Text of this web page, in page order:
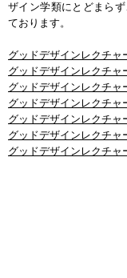
ザイン学類にとどまら
ております。
グッドデザインレクチャ
グッドデザインレクチャ
グッドデザインレクチャ
グッドデザインレクチャ
グッドデザインレクチャ
グッドデザインレクチャ
グッドデザインレクチャ